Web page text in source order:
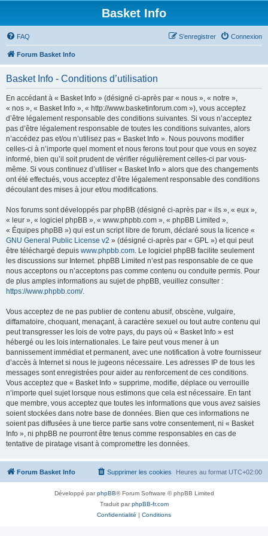
Basket Info
FAQ Connexion
S’enregistrer
Forum Basket Info
Basket Info - Conditions d’utilisation
En accédant à « Basket Info » (désigné ci-après par « nous », « notre »,
« nos », « Basket Info », « http://www.basketinforum.com »), vous acceptez
d’être légalement responsable des conditions suivantes. Si vous n’acceptez
pas d’être légalement responsable de toutes les conditions suivantes, alors
n’accédez pas et/ou n’utilisez pas « Basket Info ». Nous pouvons modifier
celles-ci à n’importe quel moment et nous ferons tout pour que vous en soyez
informé, bien qu’il soit prudent de vérifier régulièrement celles-ci par vous-
même. Si vous continuez d’utiliser « Basket Info » alors que des changements
ont été effectués, vous acceptez d’être légalement responsable des conditions
découlant des mises à jour et/ou modifications.
Nos forums sont développés par phpBB (désigné ci-après par « ils », « eux »,
« leur », « logiciel phpBB », « www.phpbb.com », « phpBB Limited »,
« Équipes phpBB ») qui est un script libre de forum, déclaré sous la licence «
GNU General Public License v2 » (désigné ci-après par « GPL ») et qui peut
être téléchargé depuis www.phpbb.com. Le logiciel phpBB facilite seulement
les discussions sur Internet. phpBB Limited n’est pas responsable de ce que
nous acceptons ou n’acceptons pas comme contenu ou conduite permis. Pour
de plus amples informations au sujet de phpBB, veuillez consulter :
https://www.phpbb.com/.
Vous acceptez de ne pas publier de contenu abusif, obscène, vulgaire,
diffamatoire, choquant, menaçant, à caractère sexuel ou tout autre contenu qui
peut transgresser les lois de votre pays, du pays où « Basket Info » est
hébergé ou les lois internationales. Le faire peut vous mener à un
bannissement immédiat et permanent, avec une notification à votre fournisseur
d’accès à Internet si nous le jugeons nécessaire. Les adresses IP de tous les
messages sont enregistrées pour aider au renforcement de ces conditions.
Vous acceptez que « Basket Info » supprime, modifie, déplace ou verrouille
n’importe quel sujet lorsque nous estimons que cela est nécessaire. En tant
que membre, vous acceptez que toutes les informations que vous avez saisies
soient stockées dans notre base de données. Bien que ces informations ne
soient pas diffusées à une tierce partie sans votre consentement, ni « Basket
Info », ni phpBB ne pourront être tenus comme responsables en cas de
tentative de piratage visant à compromettre les données.
Forum Basket Info Heures au format UTC+02:00
Supprimer les cookies
Développé parphpBB® Forum Software © phpBB Limited
Traduit parphpBB-fr.com
Confidentialité | Conditions